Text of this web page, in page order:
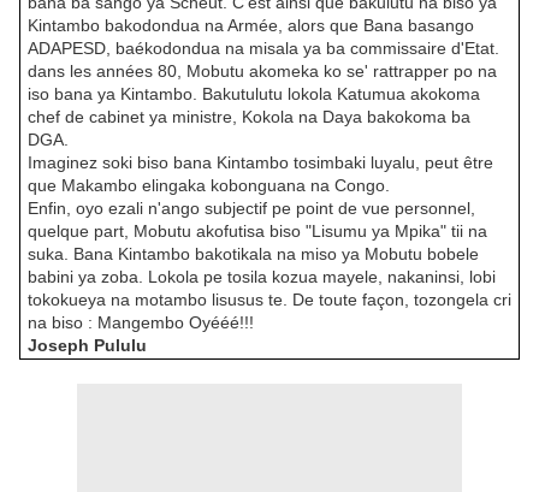
Kintambo bakodondua na Armée, alors que Bana basango
ADAPESD, baékodondua na misala ya ba commissaire d'Etat.
dans les années 80, Mobutu akomeka ko se' rattrapper po na
iso bana ya Kintambo. Bakutulutu lokola Katumua akokoma
chef de cabinet ya ministre, Kokola na Daya bakokoma ba
DGA.
Imaginez soki biso bana Kintambo tosimbaki luyalu, peut être
que Makambo elingaka kobonguana na Congo.
Enfin, oyo ezali n'ango subjectif pe point de vue personnel,
quelque part, Mobutu akofutisa biso "Lisumu ya Mpika" tii na
suka. Bana Kintambo bakotikala na miso ya Mobutu bobele
babini ya zoba. Lokola pe tosila kozua mayele, nakaninsi, lobi
tokokueya na motambo lisusus te. De toute façon, tozongela cri
na biso : Mangembo Oyééé!!!
Joseph Pululu